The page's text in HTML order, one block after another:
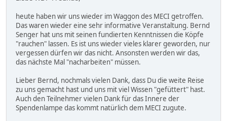
heute haben wir uns wieder im Waggon des MECI getroffen.
Das waren wieder eine sehr informative Veranstaltung. Bernd
Senger hat uns mit seinen fundierten Kenntnissen die Köpfe
"rauchen" lassen. Es ist uns wieder vieles klarer geworden, nur
vergessen dürfen wir das nicht. Ansonsten werden wir das,
das nächste Mal "nacharbeiten" müssen.
Lieber Bernd, nochmals vielen Dank, dass Du die weite Reise
zu uns gemacht hast und uns mit viel Wissen "gefüttert" hast.
Auch den Teilnehmer vielen Dank für das Innere der
Spendenlampe das kommt natürlich dem MECI zugute.